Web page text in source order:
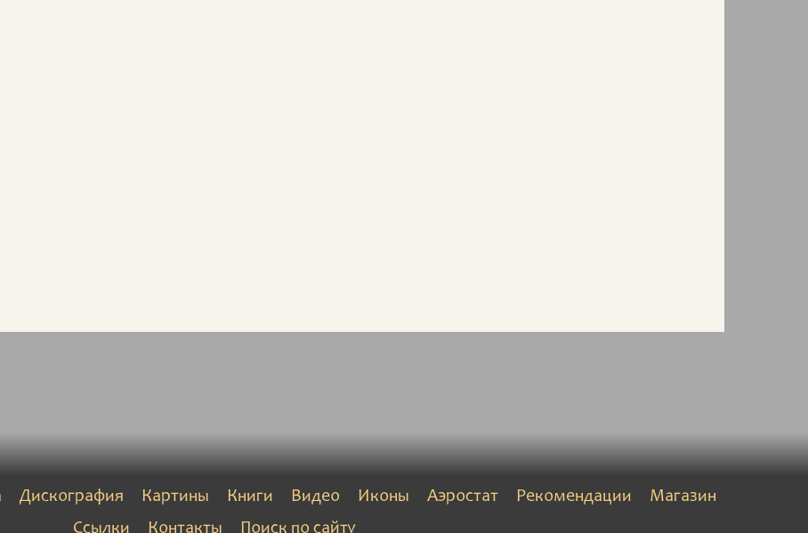
Дискография Картины Книги Видео Иконы Аэростат Рекомендации
Магазин
Ссылки
Контакты Поиск по сайту